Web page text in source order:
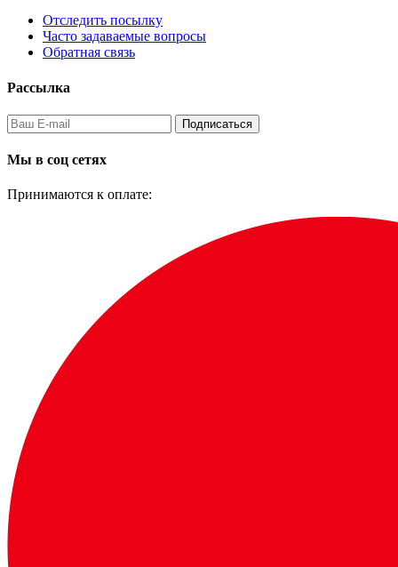
Отследить посылку
Часто задаваемые вопросы
Обратная связь
Рассылка
Подписаться
Мы в соц сетях
Принимаются к оплате: